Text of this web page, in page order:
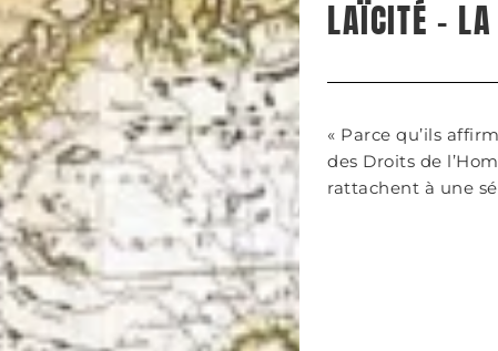
LAÏCITÉ – LA
« Parce qu’ils
des Droits de
rattachent à une